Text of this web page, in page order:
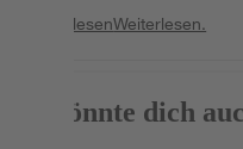
WeiterlesenWeiterlesen.
Das könnte dich